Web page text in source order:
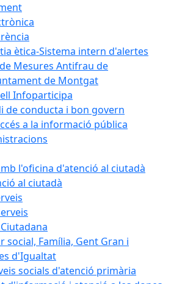
ètica-Sistema intern d'alertes
Mesures Antifrau de
de Montgat
Infoparticipa
de conducta i bon govern
a la informació pública
l'oficina d'atenció al ciutadà
al ciutadà
social, Família, Gent Gran i
d'Igualtat
socials d'atenció primària